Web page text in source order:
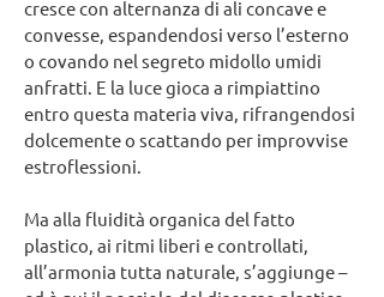
cresce con alternanza di ali concave e
convesse, espandendosi verso l’esterno
o covando nel segreto midollo umidi
anfratti. E la luce gioca a rimpiattino
entro questa materia viva, rifrangendosi
dolcemente o scattando per improvvise
estroflessioni.
Ma alla fluidità organica del fatto
plastico, ai ritmi liberi e controllati,
all’armonia tutta naturale, s’aggiunge –